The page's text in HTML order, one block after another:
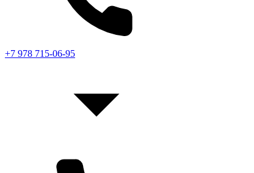
+7 978 715-06-95